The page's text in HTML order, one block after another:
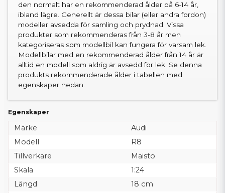
den normalt har en rekommenderad ålder på 6-14 år,
ibland lägre. Generellt är dessa bilar (eller andra fordon)
modeller avsedda för samling och prydnad. Vissa
produkter som rekommenderas från 3-8 år men
kategoriseras som modellbil kan fungera för varsam lek.
Modellbilar med en rekommenderad ålder från 14 år är
alltid en modell som aldrig är avsedd för lek. Se denna
produkts rekommenderade ålder i tabellen med
egenskaper nedan.
Egenskaper
Märke
Audi
Modell
R8
Tillverkare
Maisto
Skala
1:24
Längd
18 cm